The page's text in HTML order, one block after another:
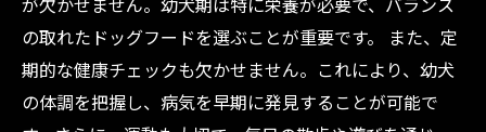
の取れたドッグフードを選ぶことが重要です。 また、定
期的な健康チェックも欠かせません。これにより、幼犬
の体調を把握し、病気を早期に発見することが可能で